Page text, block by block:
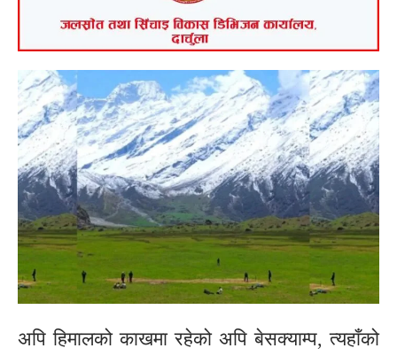
अपि हिमालको काखमा रहेको अपि बेसक्याम्प, त्यहाँको